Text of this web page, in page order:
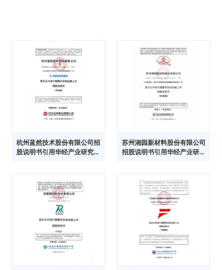
杭州蓝然技术股份有限公司招
股说明书引用华经产业研究院
苏州湘园新材料股份有限公司
招股说明书引用华经产业研究